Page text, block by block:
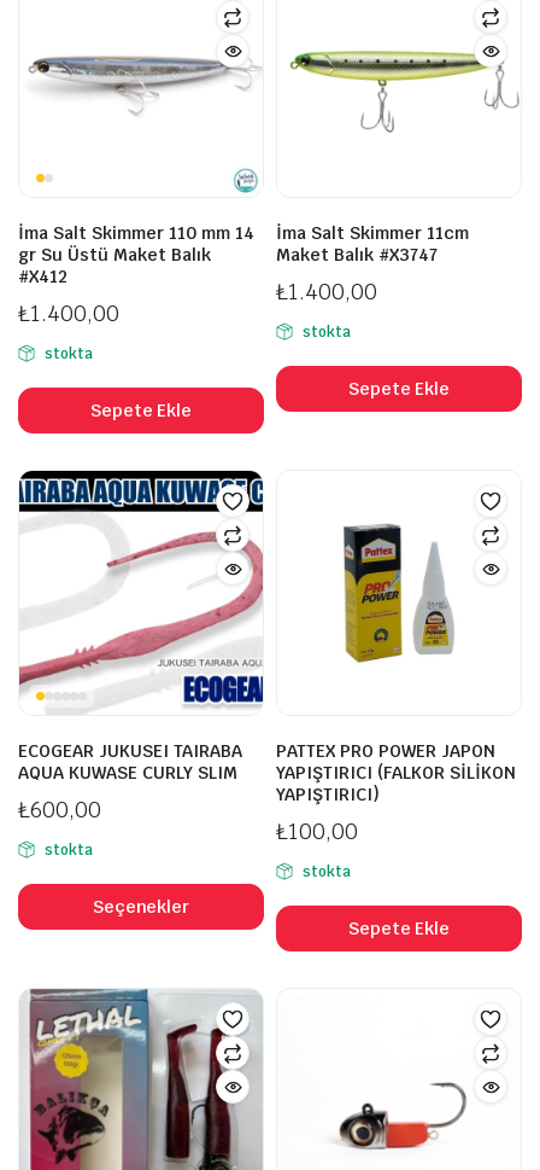
İma Salt Skimmer 110 mm 14
gr Su Üstü Maket Balık
#X412
₺1.400,00
stokta
Sepete Ekle
İma Salt Skimmer 11cm
Maket Balık #X3747
₺1.400,00
stokta
Sepete Ekle
ECOGEAR JUKUSEI TAIRABA
AQUA KUWASE CURLY SLIM
₺600,00
stokta
Seçenekler
Bu
ürünün
birden
sayfasından
seçilebilir
PATTEX PRO POWER JAPON
YAPIŞTIRICI (FALKOR SİLİKON
YAPIŞTIRICI)
₺100,00
stokta
Sepete Ekle